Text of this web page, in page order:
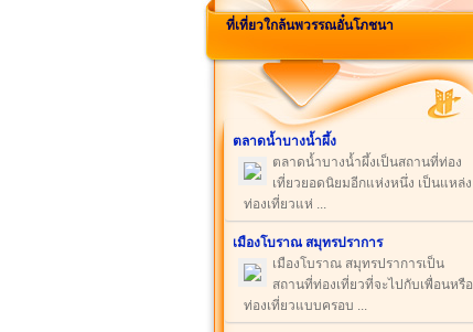
ที่เที่ยวใกล้นพวรรณอั๋นโภชนา
ตลาดน้ำบางน้ำผึ้ง
ตลาดน้ำบางน้ำผึ้งเป็นสถานที่ท่อง
เที่ยวยอดนิยมอีกแห่งหนึ่ง เป็นแหล่ง
ท่องเที่ยวแห่ ...
เมืองโบราณ สมุทรปราการ
เมืองโบราณ สมุทรปราการเป็น
สถานที่ท่องเที่ยวที่จะไปกับเพื่อนหรือ
ท่องเที่ยวแบบครอบ ...